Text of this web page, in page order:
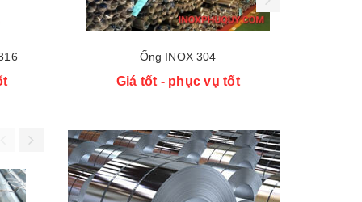
Ống INOX 304
Giá tốt - phục vụ tốt